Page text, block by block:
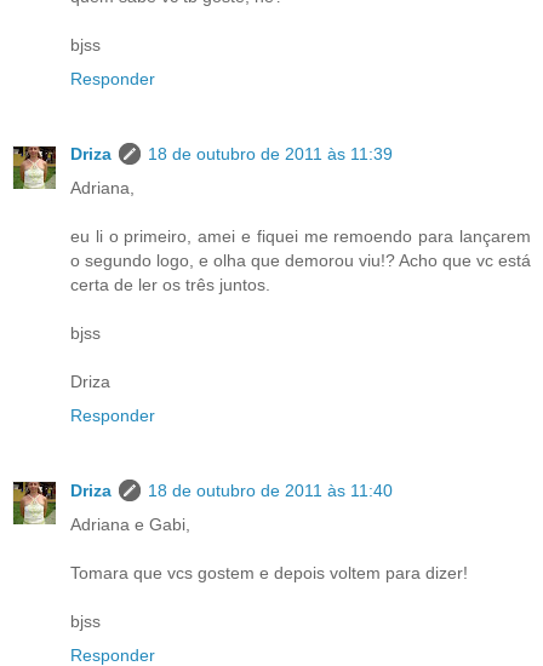
bjss
Responder
Driza
18 de outubro de 2011 às 11:39
Adriana,
eu li o primeiro, amei e fiquei me remoendo para lançarem
o segundo logo, e olha que demorou viu!? Acho que vc está
certa de ler os três juntos.
bjss
Driza
Responder
Driza
18 de outubro de 2011 às 11:40
Adriana e Gabi,
Tomara que vcs gostem e depois voltem para dizer!
bjss
Responder